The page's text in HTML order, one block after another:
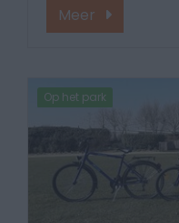
Meer
Op het park